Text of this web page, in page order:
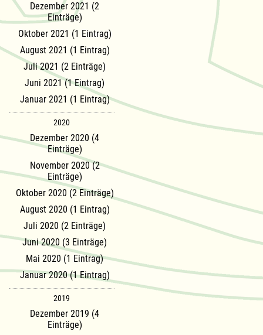
Dezember 2021 (2
Einträge)
Oktober 2021 (1 Eintrag)
August 2021 (1 Eintrag)
Juli 2021 (2 Einträge)
Juni 2021 (1 Eintrag)
Januar 2021 (1 Eintrag)
2020
Dezember 2020 (4
Einträge)
November 2020 (2
Einträge)
Oktober 2020 (2 Einträge)
August 2020 (1 Eintrag)
Juli 2020 (2 Einträge)
Juni 2020 (3 Einträge)
Mai 2020 (1 Eintrag)
Januar 2020 (1 Eintrag)
2019
Dezember 2019 (4
Einträge)